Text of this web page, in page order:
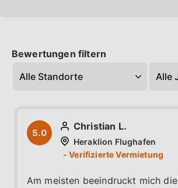
Bewertungen filtern
5.0
Christian L.
Heraklion Flughafen
Am meisten beeindruckt mich die